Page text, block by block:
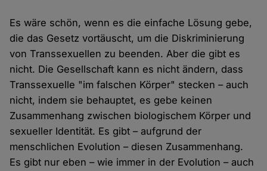
Es wäre schön, wenn es die einfache Lösung gebe,
die das Gesetz vortäuscht, um die Diskriminierung
von Transsexuellen zu beenden. Aber die gibt es
nicht. Die Gesellschaft kann es nicht ändern, dass
Transsexuelle "im falschen Körper" stecken – auch
nicht, indem sie behauptet, es gebe keinen
Zusammenhang zwischen biologischem Körper und
sexueller Identität. Es gibt – aufgrund der
menschlichen Evolution – diesen Zusammenhang.
Es gibt nur eben – wie immer in der Evolution – auch